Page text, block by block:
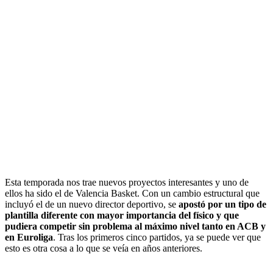
Esta temporada nos trae nuevos proyectos interesantes y uno de
ellos ha sido el de Valencia Basket. Con un cambio estructural que
incluyó el de un nuevo director deportivo, se apostó por un tipo de
plantilla diferente con mayor importancia del físico y que
pudiera competir sin problema al máximo nivel tanto en ACB y
en Euroliga. Tras los primeros cinco partidos, ya se puede ver que
esto es otra cosa a lo que se veía en años anteriores.